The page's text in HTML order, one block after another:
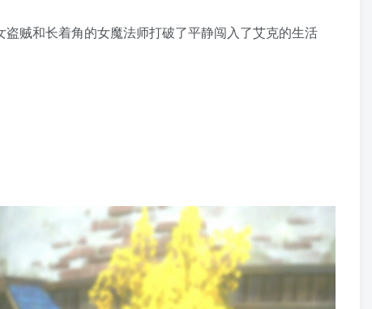
贼和长着角的女魔法师打破了平静闯入了艾克的生活